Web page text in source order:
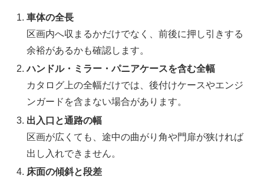
車体の全長
区画内へ収まるかだけでなく、前後に押し引きする
余裕があるかも確認します。
ハンドル・ミラー・パニアケースを含む全幅
カタログ上の全幅だけでは、後付けケースやエンジ
ンガードを含まない場合があります。
出入口と通路の幅
区画が広くても、途中の曲がり角や門扉が狭ければ
出し入れできません。
床面の傾斜と段差